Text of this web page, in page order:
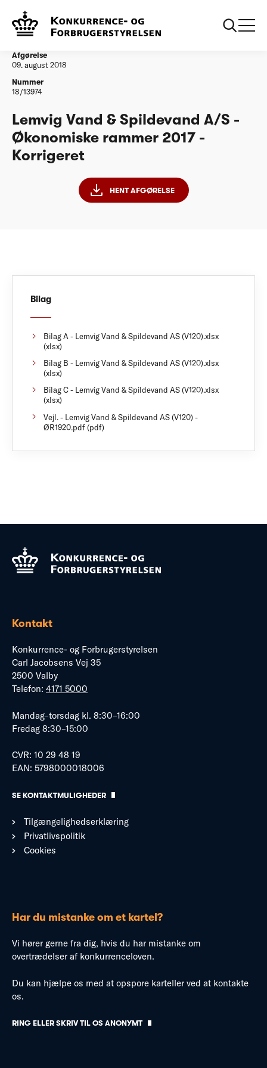
Vandtilsyn
Korrigeret
Afgørelse
09. august 2018
Nummer
18/13974
Lemvig Vand & Spildevand A/S -
Økonomiske rammer 2017 -
Korrigeret
HENT AFGØRELSE
Bilag
Bilag A - Lemvig Vand & Spildevand AS (V120).xlsx
(xlsx)
Bilag B - Lemvig Vand & Spildevand AS (V120).xlsx
(xlsx)
Bilag C - Lemvig Vand & Spildevand AS (V120).xlsx
(xlsx)
Vejl. - Lemvig Vand & Spildevand AS (V120) -
ØR1920.pdf (pdf)
Kontakt
Konkurrence- og Forbrugerstyrelsen
Carl Jacobsens Vej 35
2500 Valby
Telefon: 4171 5000
Mandag–torsdag kl. 8:30–16:00
Fredag 8:30–15:00
CVR: 10 29 48 19
EAN: 5798000018006
SE KONTAKTMULIGHEDER
Tilgængelighedserklæring
Privatlivspolitik
Cookies
Har du mistanke om et kartel?
Vi hører gerne fra dig, hvis du har mistanke om
overtrædelser af konkurrenceloven.
Du kan hjælpe os med at opspore karteller ved at kontakte
os.
RING ELLER SKRIV TIL OS ANONYMT